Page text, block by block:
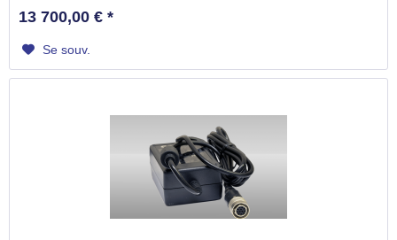
13 700,00 € *
Se souv.